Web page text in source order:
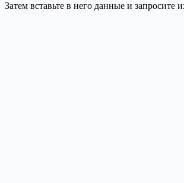
Затем вставьте в него данные и запросите